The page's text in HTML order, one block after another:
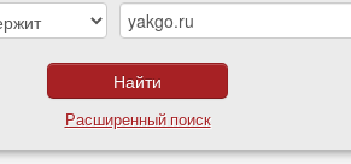
Расширенный поиск